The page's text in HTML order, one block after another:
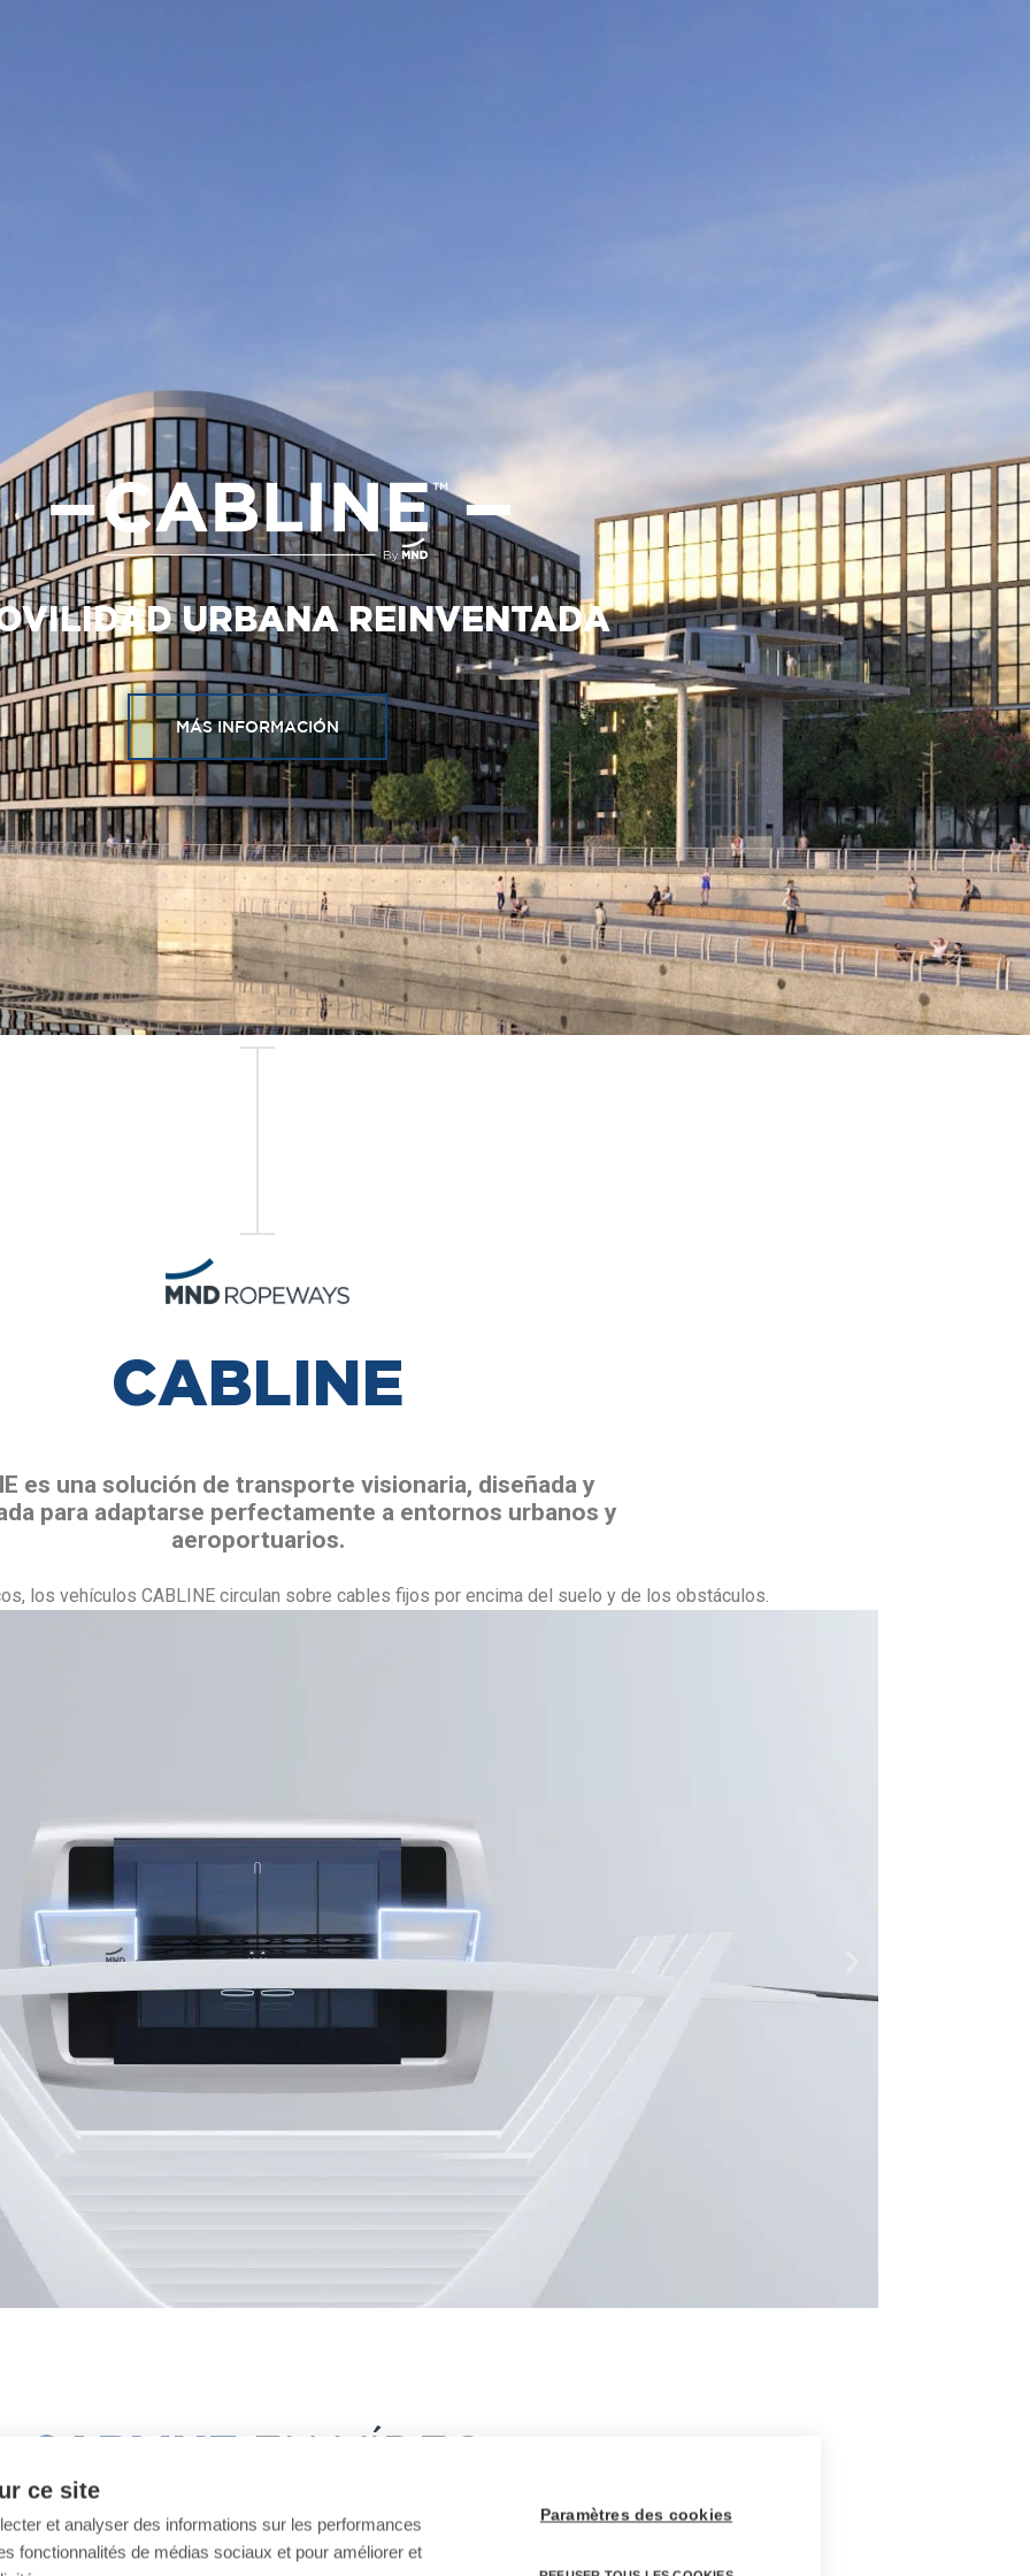
URBANA REINVENTADA
MÁS INFORMACIÓN
CABLINE
es una solución de transporte visionaria, diseñada y
para adaptarse perfectamente a entornos urbanos y
aeroportuarios.
los vehículos CABLINE circulan sobre cables fijos por encima del suelo y de los obstáculos.
CABLINE EN VÍDEO
ce site
et analyser des informations sur les performances
fonctionnalités de médias sociaux et pour améliorer et
Paramètres des cookies